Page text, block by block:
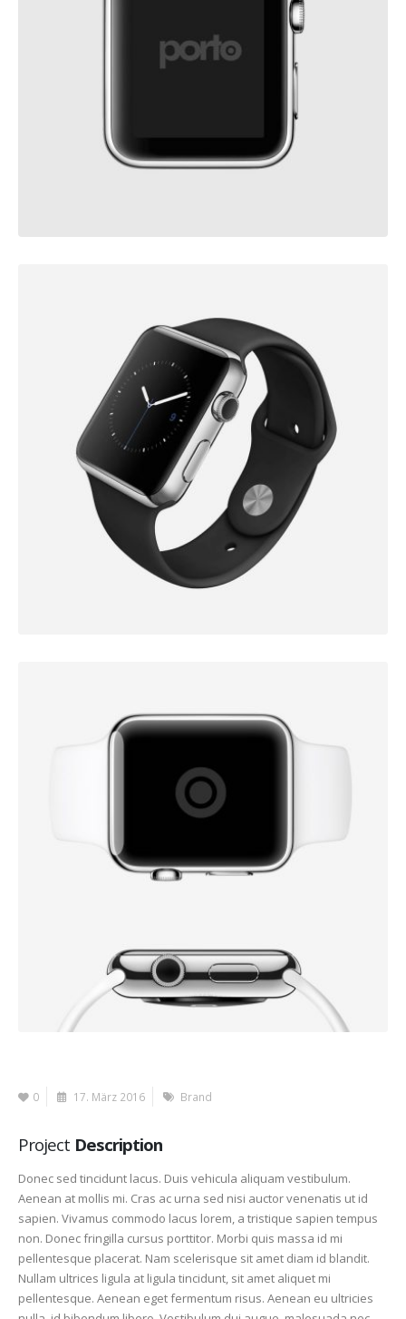
0 17. März 2016 Brand
Project Description
Donec sed tincidunt lacus. Duis vehicula aliquam vestibulum.
Aenean at mollis mi. Cras ac urna sed nisi auctor venenatis ut id
sapien. Vivamus commodo lacus lorem, a tristique sapien tempus
non. Donec fringilla cursus porttitor. Morbi quis massa id mi
pellentesque placerat. Nam scelerisque sit amet diam id blandit.
Nullam ultrices ligula at ligula tincidunt, sit amet aliquet mi
pellentesque. Aenean eget fermentum risus. Aenean eu ultricies